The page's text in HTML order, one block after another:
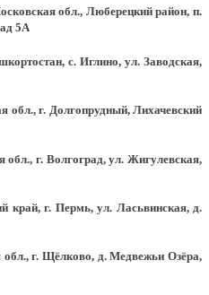
обл., Люберецкий район, п.
5А
с. Иглино, ул. Заводская,
обл., г. Долгопрудный, Лихачевский
г. Волгоград, ул. Жигулевская,
г. Пермь, ул. Ласьвинская, д.
г. Щёлково, д. Медвежьи Озёра,